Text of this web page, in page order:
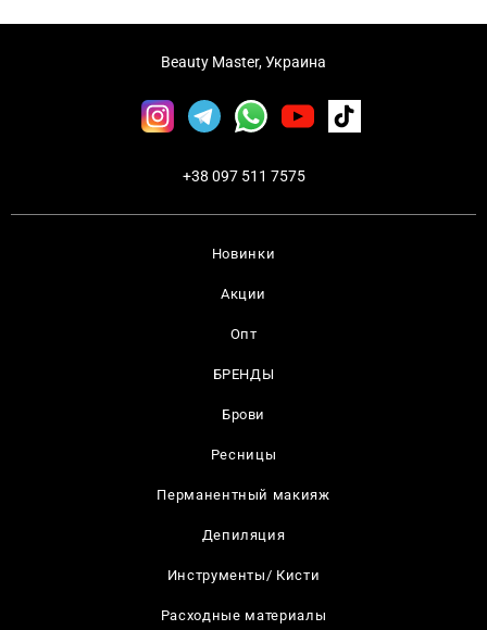
Новинки
Акции
Опт
БРЕНДЫ
Брови
Ресницы
Перманентный макияж
Депиляция
Инструменты/ Кисти
Расходные материалы
Beauty Master, Украина
+38 097 511 7575